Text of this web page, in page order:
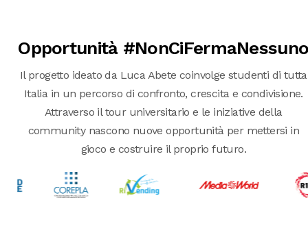
Opportunità
Il progetto ideato da Luca Abete coinvolge studenti di tutta
Italia in un percorso di confronto, crescita e condivisione.
Attraverso il tour universitario e le iniziative della
community nascono nuove opportunità per mettersi in
gioco e costruire il proprio futuro.